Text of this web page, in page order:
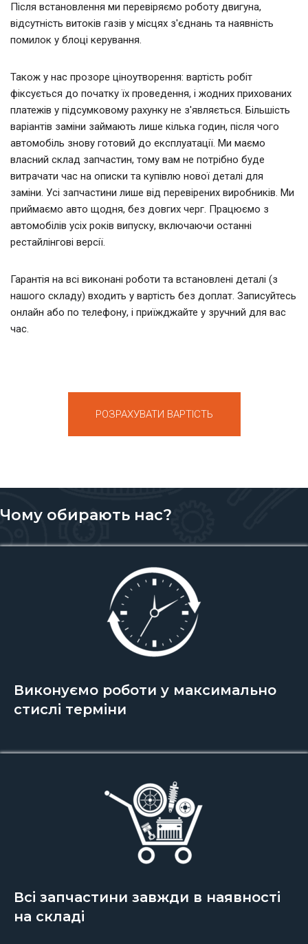
Після встановлення ми перевіряємо роботу двигуна,
відсутність витоків газів у місцях з'єднань та наявність
помилок у блоці керування.
Також у нас прозоре ціноутворення: вартість робіт
фіксується до початку їх проведення, і жодних прихованих
платежів у підсумковому рахунку не з'являється. Більшість
варіантів заміни займають лише кілька годин, після чого
автомобіль знову готовий до експлуатації. Ми маємо
власний склад запчастин, тому вам не потрібно буде
витрачати час на описки та купівлю нової деталі для
заміни. Усі запчастини лише від перевірених виробників. Ми
приймаємо авто щодня, без довгих черг. Працюємо з
автомобілів усіх років випуску, включаючи останні
рестайлінгові версії.
Гарантія на всі виконані роботи та встановлені деталі (з
нашого складу) входить у вартість без доплат. Записуйтесь
онлайн або по телефону, і приїжджайте у зручний для вас
час.
РОЗРАХУВАТИ ВАРТІСТЬ
Чому обирають нас?
Виконуємо роботи у максимально
стислі терміни
Всі запчастини завжди в наявності
на складі